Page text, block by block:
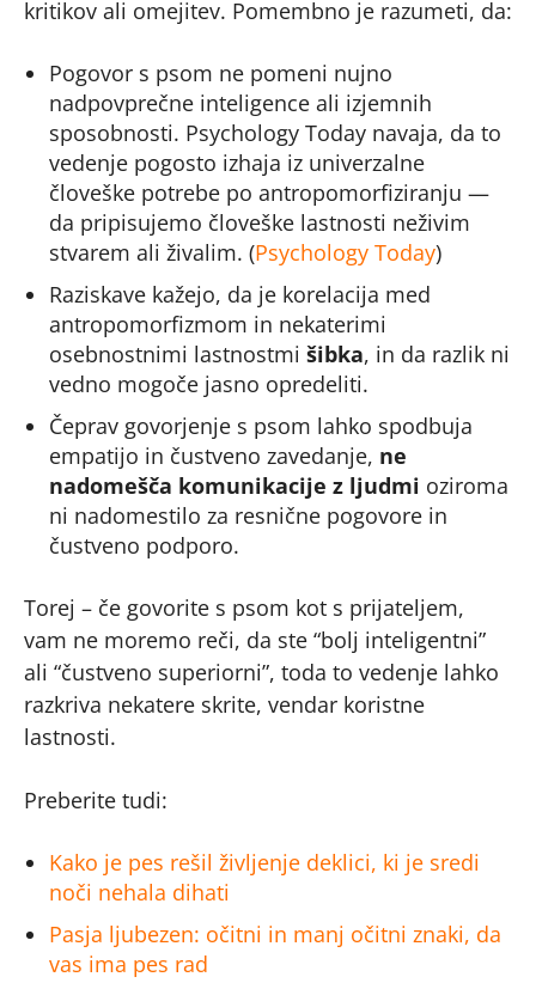
kritikov ali omejitev. Pomembno je razumeti, da:
Pogovor s psom ne pomeni nujno
nadpovprečne inteligence ali izjemnih
sposobnosti. Psychology Today navaja, da to
vedenje pogosto izhaja iz univerzalne
človeške potrebe po antropomorfiziranju —
da pripisujemo človeške lastnosti neživim
stvarem ali živalim. (Psychology Today)
Raziskave kažejo, da je korelacija med
antropomorfizmom in nekaterimi
osebnostnimi lastnostmi šibka, in da razlik ni
vedno mogoče jasno opredeliti.
Čeprav govorjenje s psom lahko spodbuja
empatijo in čustveno zavedanje, ne
nadomešča komunikacije z ljudmi oziroma
ni nadomestilo za resnične pogovore in
čustveno podporo.
Torej – če govorite s psom kot s prijateljem,
vam ne moremo reči, da ste “bolj inteligentni”
ali “čustveno superiorni”, toda to vedenje lahko
razkriva nekatere skrite, vendar koristne
lastnosti.
Preberite tudi:
Kako je pes rešil življenje deklici, ki je sredi
noči nehala dihati
Pasja ljubezen: očitni in manj očitni znaki, da
vas ima pes rad